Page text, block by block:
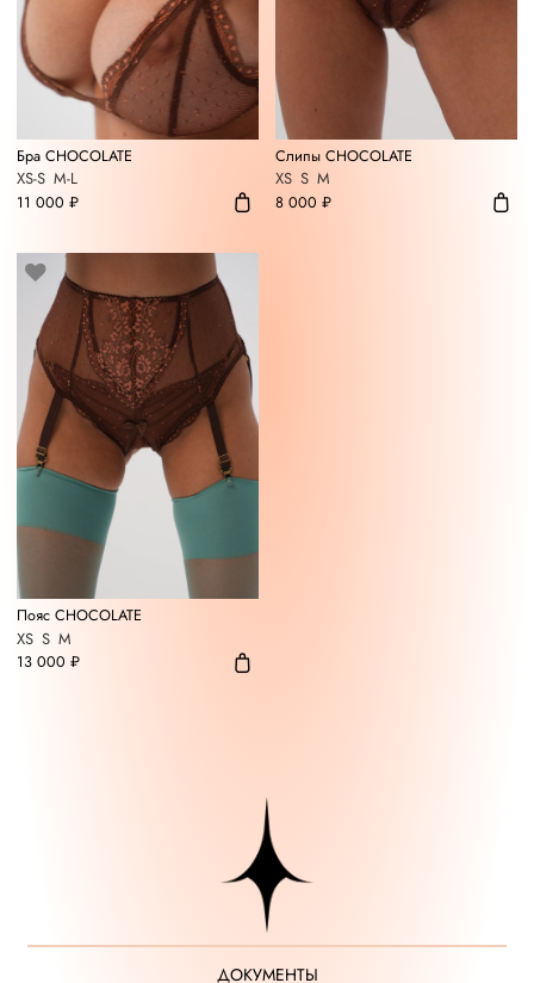
Бра CHOCOLATE
XS-S M-L
11 000 ₽
Слипы CHOCOLATE
XS S M
8 000 ₽
Пояс CHOCOLATE
XS S M
13 000 ₽
ДОКУМЕНТЫ